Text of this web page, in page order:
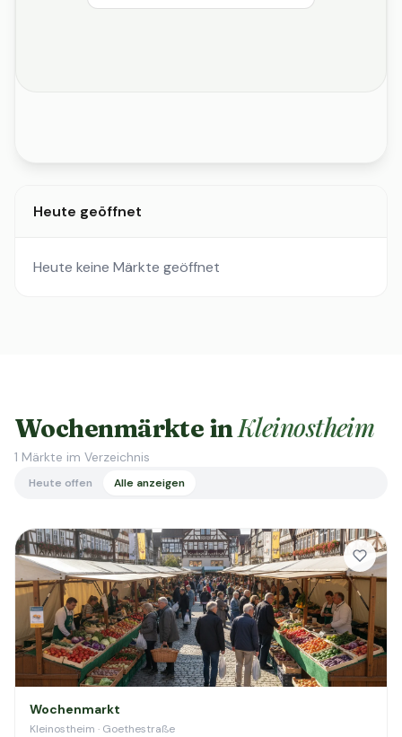
Heute geöffnet
Heute keine Märkte geöffnet
Wochenmärkte inKleinostheim
1 Märkte im Verzeichnis
Heute offen Alle anzeigen
Wochenmarkt
Kleinostheim · Goethestraße